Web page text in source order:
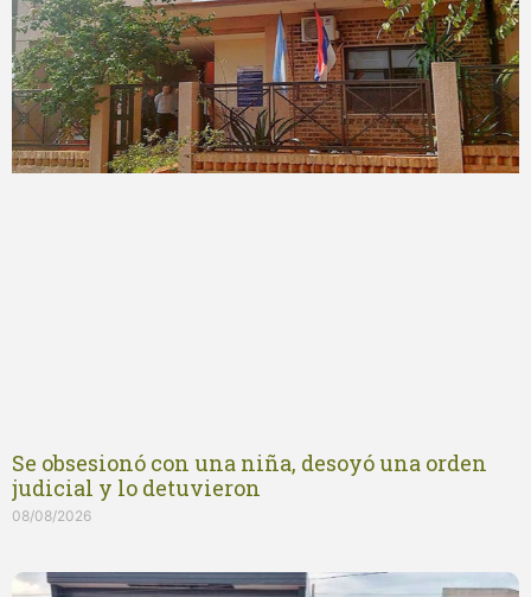
Se obsesionó con una niña, desoyó una orden
judicial y lo detuvieron
08/08/2026